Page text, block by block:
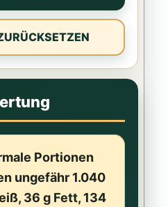
Portionen
ungefähr 1.040
36 g Fett, 134